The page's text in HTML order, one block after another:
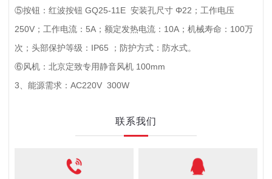
⑤按钮：红波按钮 GQ25-11E 安装孔尺寸 Φ22；工作电压
250V；工作电流：5A；额定发热电流：10A；机械寿命：100万
次；头部保护等级：IP65 ；防护方式：防水式。
⑥风机：北京定致专用静音风机 100mm
3、能源需求：AC220V 300W
联系我们